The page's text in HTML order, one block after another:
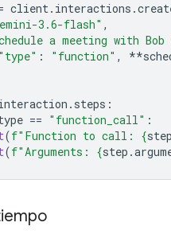
client. interactions .
3.6-flash" ,
a meeting with
"type" : "function" , **
. steps :
== "function_call" :
(f"Function to call: {step
(f"Arguments: {step .